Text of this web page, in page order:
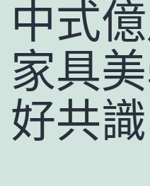
中式
家具
好共識